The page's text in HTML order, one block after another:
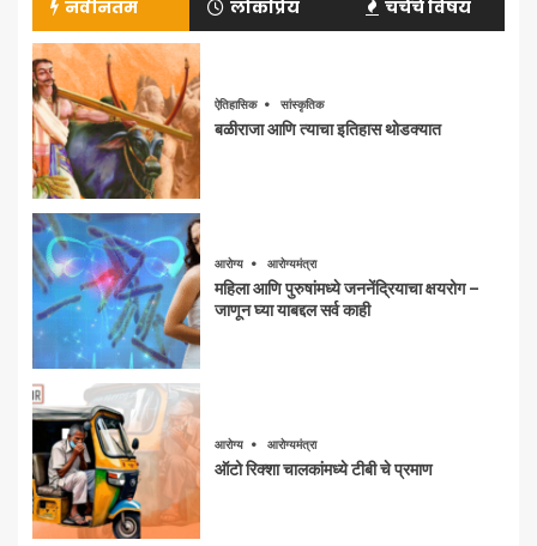
नवीनतम लोकप्रिय चर्चेचे विषय
ऐतिहासिक सांस्कृतिक
बळीराजा आणि त्याचा इतिहास थोडक्यात
आरोग्य आरोग्यमंत्रा
महिला आणि पुरुषांमध्ये जननेंद्रियाचा क्षयरोग –
जाणून घ्या याबद्दल सर्व काही
आरोग्य आरोग्यमंत्रा
ऑटो रिक्शा चालकांमध्ये टीबी चे प्रमाण